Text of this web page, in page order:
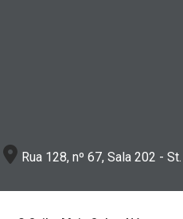
Rua 128, nº 67, Sala 202 -